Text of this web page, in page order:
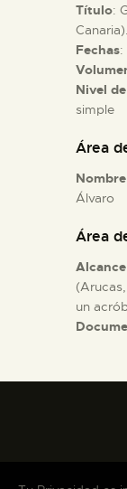
Título:
Canaria).
Fechas:
Nivel
simple
Área
Álvaro
Área
un